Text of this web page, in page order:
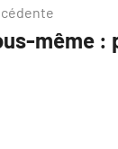
même :